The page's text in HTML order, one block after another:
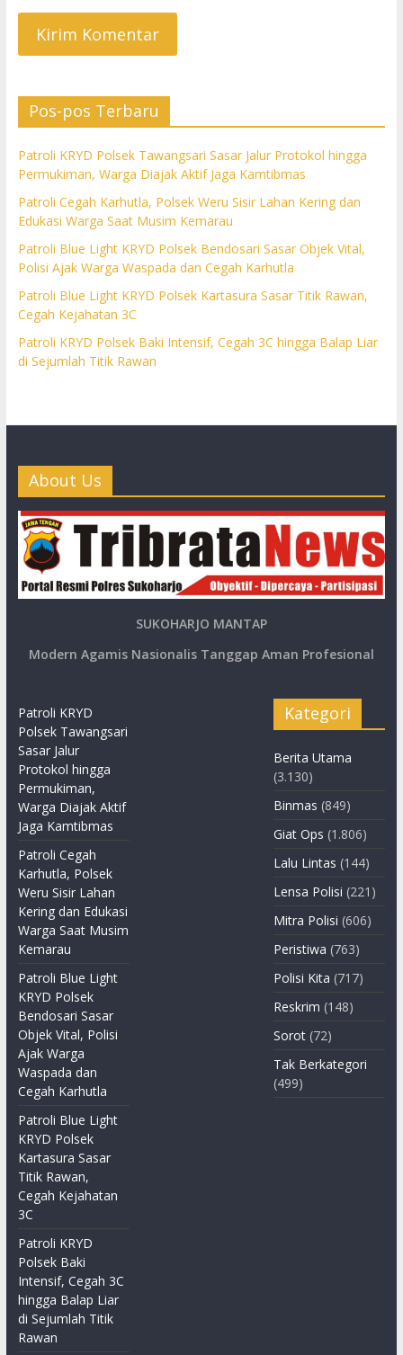
Pos-pos Terbaru
Patroli KRYD Polsek Tawangsari Sasar Jalur Protokol hingga
Permukiman, Warga Diajak Aktif Jaga Kamtibmas
Patroli Cegah Karhutla, Polsek Weru Sisir Lahan Kering dan
Edukasi Warga Saat Musim Kemarau
Patroli Blue Light KRYD Polsek Bendosari Sasar Objek Vital,
Polisi Ajak Warga Waspada dan Cegah Karhutla
Patroli Blue Light KRYD Polsek Kartasura Sasar Titik Rawan,
Cegah Kejahatan 3C
Patroli KRYD Polsek Baki Intensif, Cegah 3C hingga Balap Liar
di Sejumlah Titik Rawan
About Us
SUKOHARJO MANTAP
Modern Agamis Nasionalis Tanggap Aman Profesional
Patroli KRYD
Polsek Tawangsari
Sasar Jalur
Protokol hingga
Permukiman,
Warga Diajak Aktif
Jaga Kamtibmas
Patroli Cegah
Karhutla, Polsek
Weru Sisir Lahan
Kering dan Edukasi
Warga Saat Musim
Kemarau
Patroli Blue Light
KRYD Polsek
Bendosari Sasar
Objek Vital, Polisi
Ajak Warga
Waspada dan
Cegah Karhutla
Patroli Blue Light
KRYD Polsek
Kartasura Sasar
Titik Rawan,
Cegah Kejahatan
3C
Patroli KRYD
Polsek Baki
Intensif, Cegah 3C
hingga Balap Liar
di Sejumlah Titik
Rawan
Kategori
Berita Utama
(3.130)
Binmas (849)
Giat Ops (1.806)
Lalu Lintas (144)
Lensa Polisi (221)
Mitra Polisi (606)
Peristiwa (763)
Polisi Kita (717)
Reskrim (148)
Sorot (72)
Tak Berkategori
(499)